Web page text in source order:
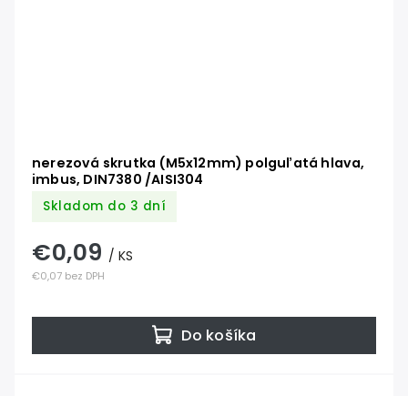
nerezová skrutka (M5x12mm) polguľatá hlava,
imbus, DIN7380 /AISI304
Skladom do 3 dní
€0,07 bez DPH
€0,09 / KS
Do košíka